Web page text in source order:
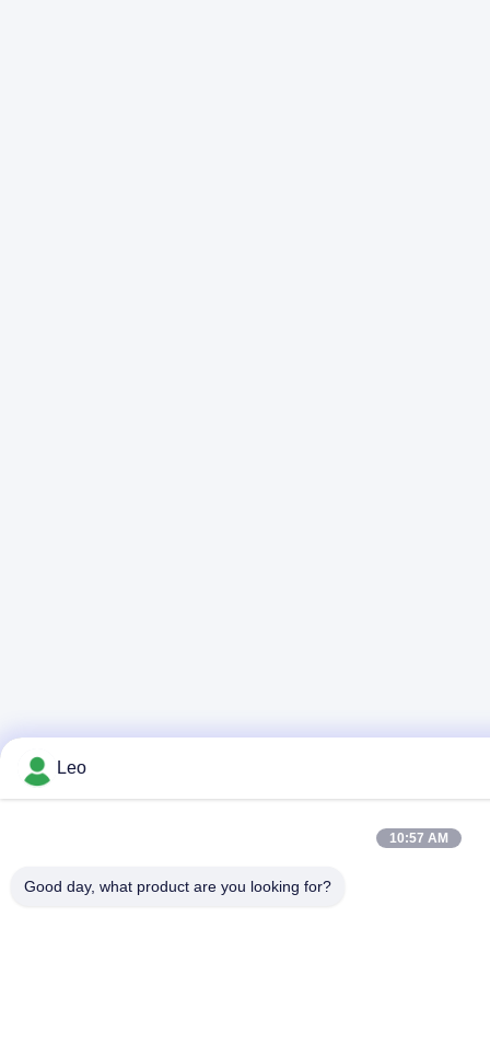
Leo
10:57 AM
Good day, what product are you looking for?